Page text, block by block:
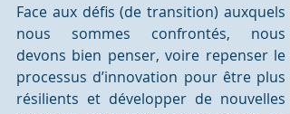
Face aux défis (de transition) auxquels
nous sommes confrontés, nous
devons bien penser, voire repenser le
processus d’innovation pour être plus
résilients et développer de nouvelles